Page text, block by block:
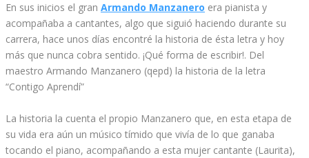
En sus inicios el gran Armando Manzanero era pianista y
acompañaba a cantantes, algo que siguió haciendo durante su
carrera, hace unos días encontré la historia de ésta letra y hoy
más que nunca cobra sentido. ¡Qué forma de escribir!. Del
maestro Armando Manzanero (qepd) la historia de la letra
“Contigo Aprendí”
La historia la cuenta el propio Manzanero que, en esta etapa de
su vida era aún un músico tímido que vivía de lo que ganaba
tocando el piano, acompañando a esta mujer cantante (Laurita),